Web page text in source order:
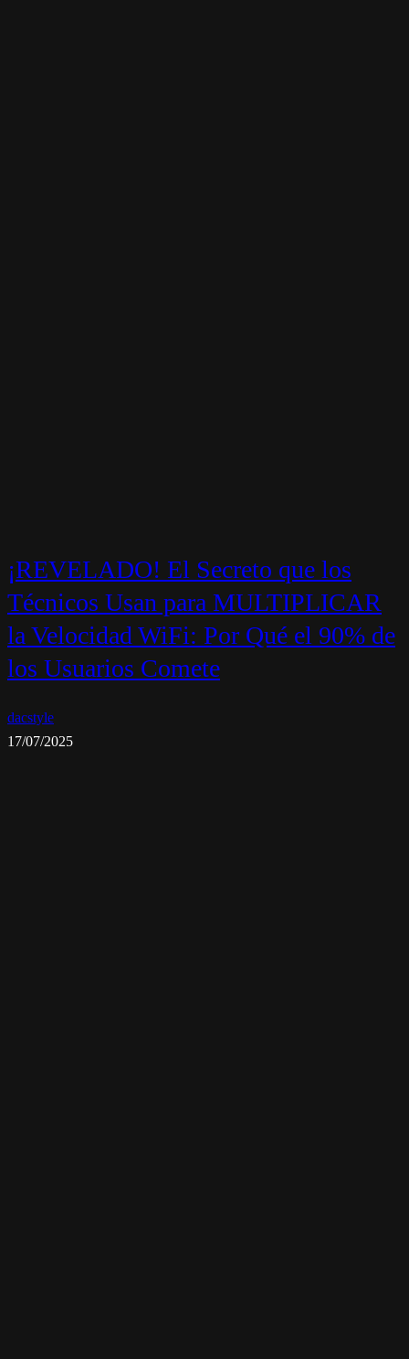
¡REVELADO! El Secreto que los
Técnicos Usan para MULTIPLICAR
la Velocidad WiFi: Por Qué el 90% de
los Usuarios Comete
dacstyle
17/07/2025